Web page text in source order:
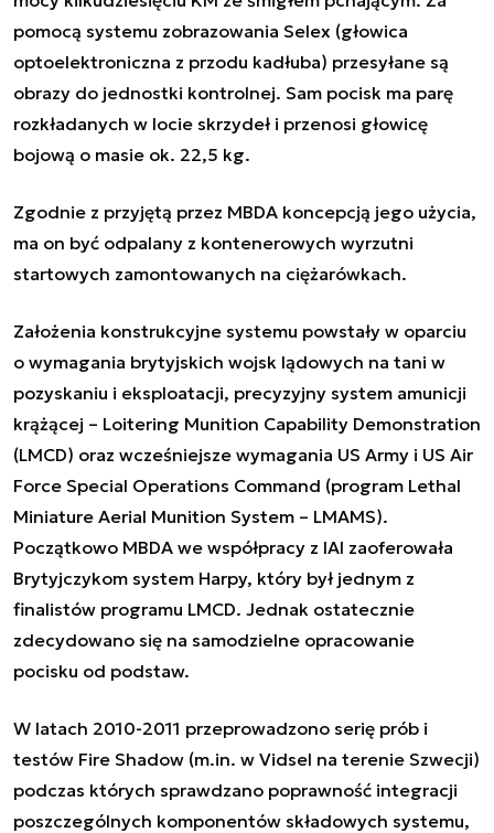
pomocą systemu zobrazowania Selex (głowica
optoelektroniczna z przodu kadłuba) przesyłane są
obrazy do jednostki kontrolnej. Sam pocisk ma parę
rozkładanych w locie skrzydeł i przenosi głowicę
bojową o masie ok. 22,5 kg.
Zgodnie z przyjętą przez MBDA koncepcją jego użycia,
ma on być odpalany z kontenerowych wyrzutni
startowych zamontowanych na ciężarówkach.
Założenia konstrukcyjne systemu powstały w oparciu
o wymagania brytyjskich wojsk lądowych na tani w
pozyskaniu i eksploatacji, precyzyjny system amunicji
krążącej – Loitering Munition Capability Demonstration
(LMCD) oraz wcześniejsze wymagania US Army i US Air
Force Special Operations Command (program Lethal
Miniature Aerial Munition System – LMAMS).
Początkowo MBDA we współpracy z IAI zaoferowała
Brytyjczykom system Harpy, który był jednym z
finalistów programu LMCD. Jednak ostatecznie
zdecydowano się na samodzielne opracowanie
pocisku od podstaw.
W latach 2010-2011 przeprowadzono serię prób i
testów Fire Shadow (m.in. w Vidsel na terenie Szwecji)
podczas których sprawdzano poprawność integracji
poszczególnych komponentów składowych systemu,